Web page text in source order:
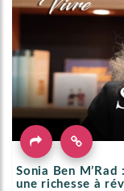
Sonia Ben
une richesse à